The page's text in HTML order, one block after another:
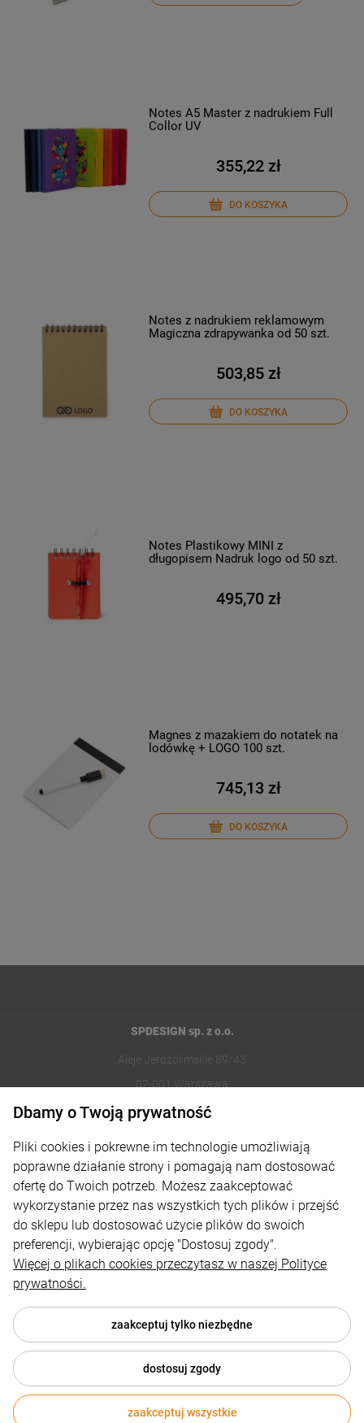
Notes A5 Master z nadrukiem Full
Collor UV
355,22 zł
DO KOSZYKA
Notes z nadrukiem reklamowym
Magiczna zdrapywanka od 50 szt.
503,85 zł
DO KOSZYKA
Notes Plastikowy MINI z
długopisem Nadruk logo od 50 szt.
495,70 zł
Magnes z mazakiem do notatek na
lodówkę + LOGO 100 szt.
745,13 zł
DO KOSZYKA
netto
SPDESIGN sp. z o.o.
Aleje Jerozolimskie 89/43
02-001 Warszawa
sklep@reklamydrukarnia.pl
Moje konto
Płatności i dostawa
Informacje
© 2026 reklamydrukarnia.pl . Wszelkie prawa zastrzeżone.
Shoper.pl
Dbamy o Twoją prywatność
Pliki cookies i pokrewne im technologie umożliwiają
poprawne działanie strony i pomagają nam dostosować
ofertę do Twoich potrzeb. Możesz zaakceptować
wykorzystanie przez nas wszystkich tych plików i przejść
do sklepu lub dostosować użycie plików do swoich
preferencji, wybierając opcję "Dostosuj zgody".
Więcej o plikach cookies przeczytasz w naszej Polityce
prywatności.
zaakceptuj tylko niezbędne
dostosuj zgody
zaakceptuj wszystkie